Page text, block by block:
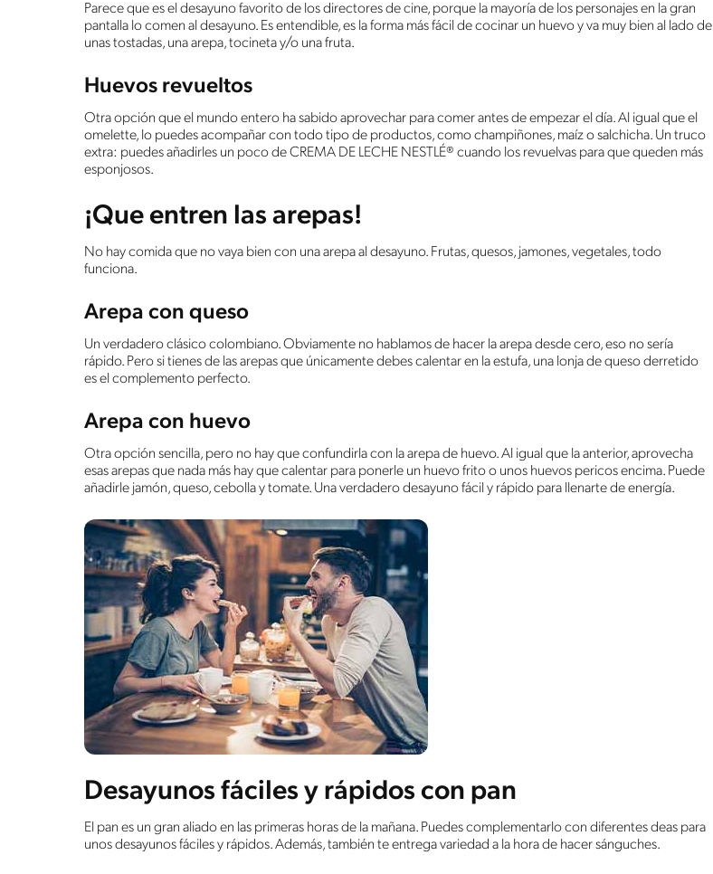
Parece que es el desayuno favorito de los directores de cine, porque la mayoría de los personajes en la gran
pantalla lo comen al desayuno. Es entendible, es la forma más fácil de cocinar un huevo y va muy bien al lado de
unas tostadas, una arepa, tocineta y/o una fruta.
Huevos revueltos
Otra opción que el mundo entero ha sabido aprovechar para comer antes de empezar el día. Al igual que el
omelette, lo puedes acompañar con todo tipo de productos, como champiñones, maíz o salchicha. Un truco
extra: puedes añadirles un poco de CREMA DE LECHE NESTLÉ® cuando los revuelvas para que queden más
esponjosos.
¡Que entren las arepas!
No hay comida que no vaya bien con una arepa al desayuno. Frutas, quesos, jamones, vegetales, todo
funciona.
Arepa con queso
Un verdadero clásico colombiano. Obviamente no hablamos de hacer la arepa desde cero, eso no sería
rápido. Pero si tienes de las arepas que únicamente debes calentar en la estufa, una lonja de queso derretido
es el complemento perfecto.
Arepa con huevo
Otra opción sencilla, pero no hay que confundirla con la arepa de huevo. Al igual que la anterior, aprovecha
esas arepas que nada más hay que calentar para ponerle un huevo frito o unos huevos pericos encima. Puede
añadirle jamón, queso, cebolla y tomate. Una verdadero desayuno fácil y rápido para llenarte de energía.
Desayunos fáciles y rápidos con pan
El pan es un gran aliado en las primeras horas de la mañana. Puedes complementarlo con diferentes deas para
unos desayunos fáciles y rápidos. Además, también te entrega variedad a la hora de hacer sánguches.